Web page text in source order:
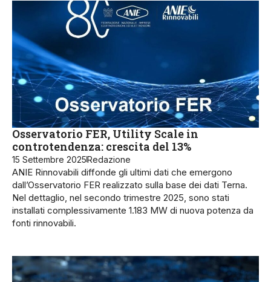
Osservatorio FER, Utility Scale in
controtendenza: crescita del 13%
15 Settembre 2025Redazione
ANIE Rinnovabili diffonde gli ultimi dati che emergono
dall’Osservatorio FER realizzato sulla base dei dati Terna.
Nel dettaglio, nel secondo trimestre 2025, sono stati
installati complessivamente 1.183 MW di nuova potenza da
fonti rinnovabili.